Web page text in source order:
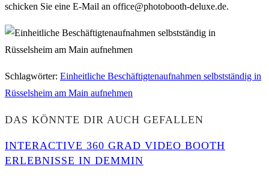
schicken Sie eine E-Mail an office@photobooth-deluxe.de.
Schlagwörter: Einheitliche Beschäftigtenaufnahmen selbstständig in
Rüsselsheim am Main aufnehmen
DAS KÖNNTE DIR AUCH GEFALLEN
INTERACTIVE 360 GRAD VIDEO BOOTH
ERLEBNISSE IN DEMMIN